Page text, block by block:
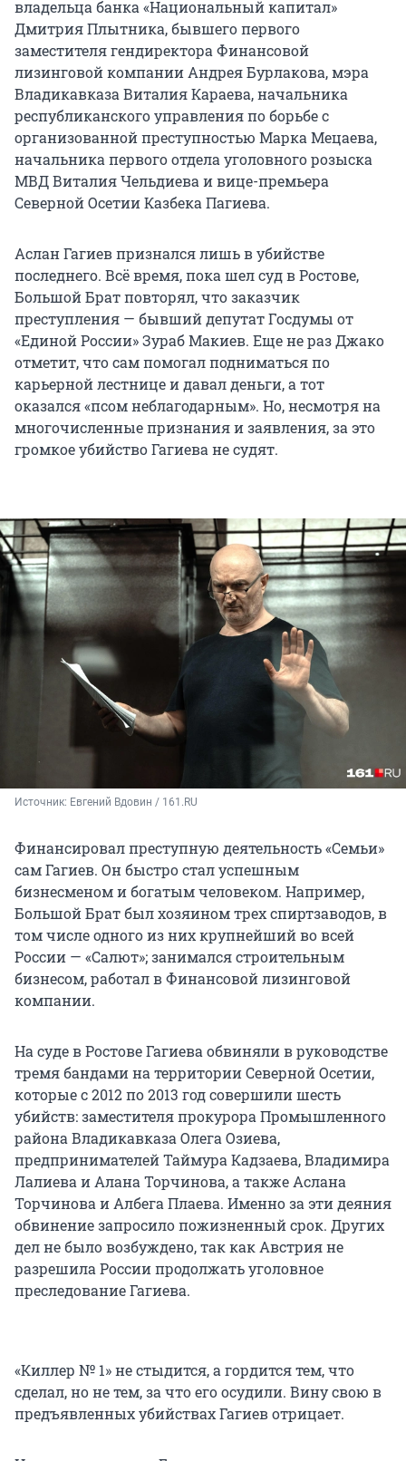
владельца банка «Национальный капитал»
Дмитрия Плытника, бывшего первого
заместителя гендиректора Финансовой
лизинговой компании Андрея Бурлакова, мэра
Владикавказа Виталия Караева, начальника
республиканского управления по борьбе с
организованной преступностью Марка Мецаева,
начальника первого отдела уголовного розыска
МВД Виталия Чельдиева и вице-премьера
Северной Осетии Казбека Пагиева.
Аслан Гагиев признался лишь в убийстве
последнего. Всё время, пока шел суд в Ростове,
Большой Брат повторял, что заказчик
преступления — бывший депутат Госдумы от
«Единой России» Зураб Макиев. Еще не раз Джако
отметит, что сам помогал подниматься по
карьерной лестнице и давал деньги, а тот
оказался «псом неблагодарным». Но, несмотря на
многочисленные признания и заявления, за это
громкое убийство Гагиева не судят.
Источник: Евгений Вдовин / 161.RU
Финансировал преступную деятельность «Семьи»
сам Гагиев. Он быстро стал успешным
бизнесменом и богатым человеком. Например,
Большой Брат был хозяином трех спиртзаводов, в
том числе одного из них крупнейший во всей
России — «Салют»; занимался строительным
бизнесом, работал в Финансовой лизинговой
компании.
На суде в Ростове Гагиева обвиняли в руководстве
тремя бандами на территории Северной Осетии,
которые с 2012 по 2013 год совершили шесть
убийств: заместителя прокурора Промышленного
района Владикавказа Олега Озиева,
предпринимателей Таймура Кадзаева, Владимира
Лалиева и Алана Торчинова, а также Аслана
Торчинова и Албега Плаева. Именно за эти деяния
обвинение запросило пожизненный срок. Других
дел не было возбуждено, так как Австрия не
разрешила России продолжать уголовное
преследование Гагиева.
«Киллер № 1» не стыдится, а гордится тем, что
сделал, но не тем, за что его осудили. Вину свою в
предъявленных убийствах Гагиев отрицает.